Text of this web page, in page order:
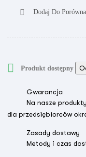
Dodaj Do
 Produkt dostępny
Gwarancja
Na nasze
dla przedsiębiorców
Zasady dostawy
Metody i czas